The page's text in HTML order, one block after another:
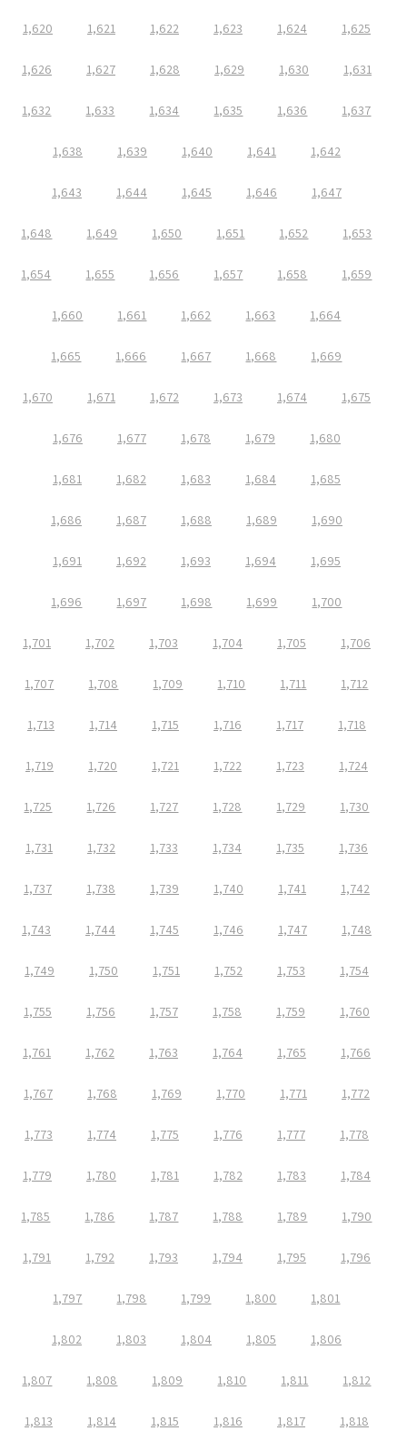
1,620 1,621 1,622 1,623 1,624 1,625
1,626 1,627 1,628 1,629 1,630 1,631
1,632 1,633 1,634 1,635 1,636 1,637
1,638 1,639 1,640 1,641 1,642
1,643 1,644 1,645 1,646 1,647
1,648 1,649 1,650 1,651 1,652 1,653
1,654 1,655 1,656 1,657 1,658 1,659
1,660 1,661 1,662 1,663 1,664
1,665 1,666 1,667 1,668 1,669
1,670 1,671 1,672 1,673 1,674 1,675
1,676 1,677 1,678 1,679 1,680
1,681 1,682 1,683 1,684 1,685
1,686 1,687 1,688 1,689 1,690
1,691 1,692 1,693 1,694 1,695
1,696 1,697 1,698 1,699 1,700
1,701 1,702 1,703 1,704 1,705 1,706
1,707 1,708 1,709 1,710 1,711 1,712
1,713 1,714 1,715 1,716 1,717 1,718
1,719 1,720 1,721 1,722 1,723 1,724
1,725 1,726 1,727 1,728 1,729 1,730
1,731 1,732 1,733 1,734 1,735 1,736
1,737 1,738 1,739 1,740 1,741 1,742
1,743 1,744 1,745 1,746 1,747 1,748
1,749 1,750 1,751 1,752 1,753 1,754
1,755 1,756 1,757 1,758 1,759 1,760
1,761 1,762 1,763 1,764 1,765 1,766
1,767 1,768 1,769 1,770 1,771 1,772
1,773 1,774 1,775 1,776 1,777 1,778
1,779 1,780 1,781 1,782 1,783 1,784
1,785 1,786 1,787 1,788 1,789 1,790
1,791 1,792 1,793 1,794 1,795 1,796
1,797 1,798 1,799 1,800 1,801
1,802 1,803 1,804 1,805 1,806
1,807 1,808 1,809 1,810 1,811 1,812
1,813 1,814 1,815 1,816 1,817 1,818